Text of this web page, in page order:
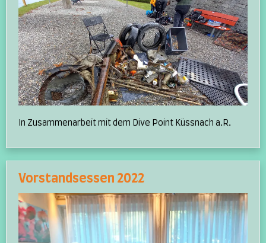
In Zusammenarbeit mit dem Dive Point Küssnach a.R.
Vorstandsessen 2022